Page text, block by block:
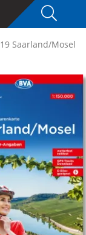
19 Saarland/Mosel